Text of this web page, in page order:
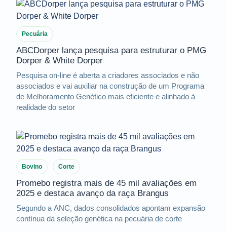
Pecuária
ABCDorper lança pesquisa para estruturar o PMG
Dorper & White Dorper
Pesquisa on-line é aberta a criadores associados e não
associados e vai auxiliar na construção de um Programa
de Melhoramento Genético mais eficiente e alinhado à
realidade do setor
Bovino Corte
Promebo registra mais de 45 mil avaliações em
2025 e destaca avanço da raça Brangus
Segundo a ANC, dados consolidados apontam expansão
contínua da seleção genética na pecuária de corte